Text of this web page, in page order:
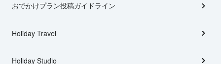
おでかけプラン投稿ガイドライン
Holiday Travel
Holiday Studio